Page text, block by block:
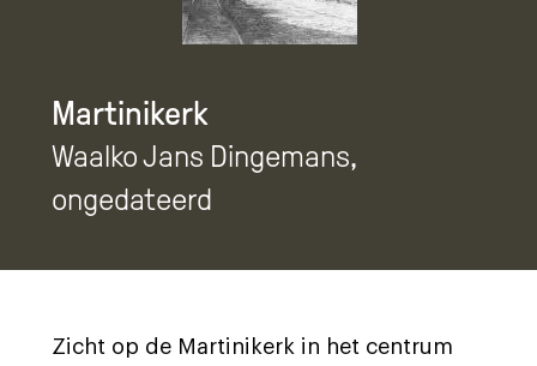
Martinikerk
Waalko Jans Dingemans,
ongedateerd
Zicht op de Martinikerk in het centrum